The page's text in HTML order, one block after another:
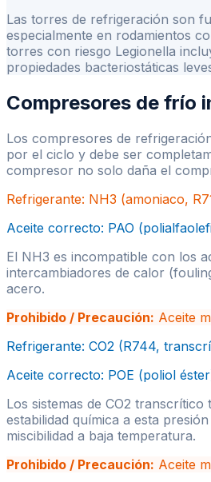
Las torres de refrigeración son
especialmente en rodamientos
torres con riesgo Legionella
propiedades bacteriostáticas
Compresores de frío
Los compresores de
por el ciclo y debe ser
compresor no solo daña el
Refrigerante: NH3 (amoniaco,
Aceite correcto: PAO
El NH3 es incompatible con los
intercambiadores de calor
acero.
Prohibido / Precaución: Aceite
Refrigerante: CO2 (R744,
Aceite correcto: POE (poliol
Los sistemas de CO2
estabilidad química a esta
miscibilidad a baja temperatura.
Prohibido / Precaución: Aceite